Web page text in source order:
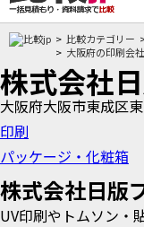
比較カテゴリー
大阪府の印刷会
株式会社
大阪府大阪市東成区
印刷
パッケージ・化粧箱
株式会社日版
UV印刷やトムソン・